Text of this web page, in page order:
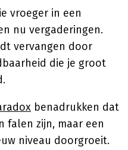
vroeger in een
nu vergaderingen.
vervangen door
die je groot
benadrukken dat
falen zijn, maar een
niveau doorgroeit.